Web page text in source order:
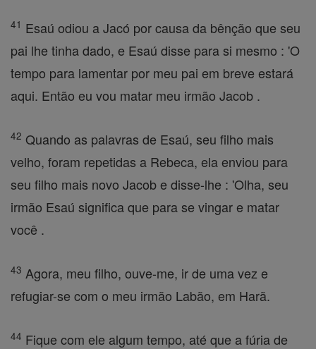
41 Esaú odiou a Jacó por causa da bênção que seu
pai lhe tinha dado, e Esaú disse para si mesmo : 'O
tempo para lamentar por meu pai em breve estará
aqui. Então eu vou matar meu irmão Jacob .
42 Quando as palavras de Esaú, seu filho mais
velho, foram repetidas a Rebeca, ela enviou para
seu filho mais novo Jacob e disse-lhe : 'Olha, seu
irmão Esaú significa que para se vingar e matar
você .
43 Agora, meu filho, ouve-me, ir de uma vez e
refugiar-se com o meu irmão Labão, em Harã.
44 Fique com ele algum tempo, até que a fúria de